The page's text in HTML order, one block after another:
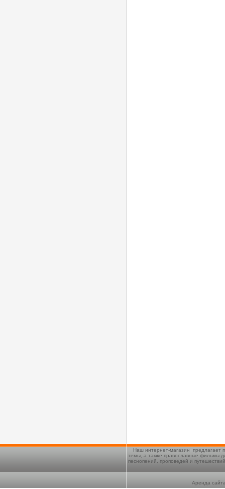
Наш интернет-магазин предлагает
темы, а также православные фильмы
песнопений, проповедей и
Аренда